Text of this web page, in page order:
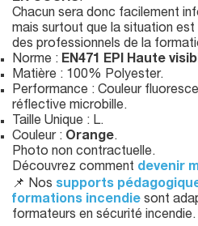
Chacun sera donc facilement
mais surtout que la situation
des professionnels de la
Norme : EN471 EPI Haute
Matière : 100% Polyester.
Performance : Couleur
réflective microbille.
Taille Unique : L.
Couleur : Orange.
Photo non contractuelle.
Découvrez comment devenir
📌 Nos supports
formations incendie sont
formateurs en sécurité incendie.